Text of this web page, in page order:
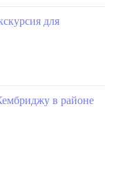
для
в районе